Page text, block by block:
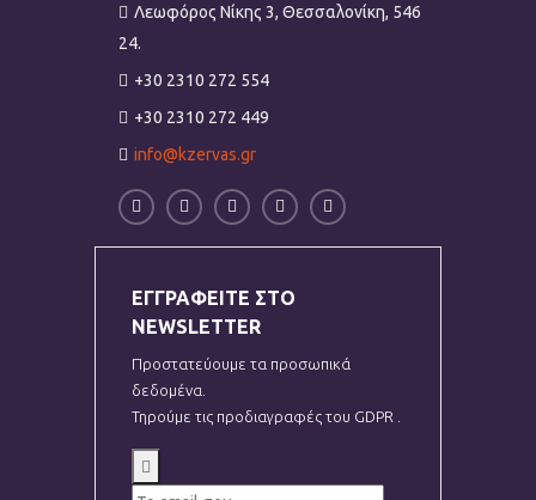
Λεωφόρος Νίκης 3, Θεσσαλονίκη, 546
24.
+30 2310 272 554
+30 2310 272 449
info@kzervas.gr
ΕΓΓΡΑΦΕΙΤΕ ΣΤΟ
NEWSLETTER
Προστατεύουμε τα προσωπικά
δεδομένα.
Τηρούμε τις προδιαγραφές του GDPR .